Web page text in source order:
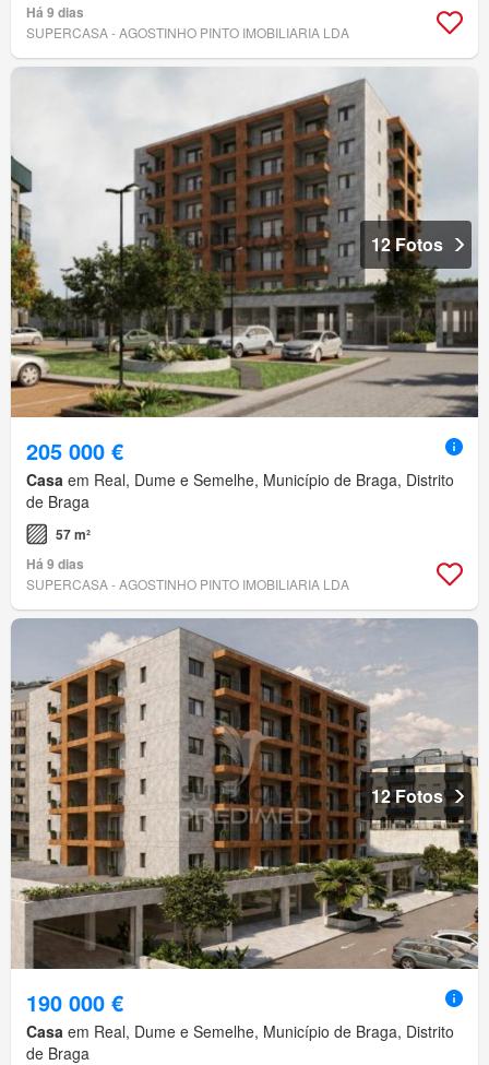
Há 9 dias
SUPERCASA - AGOSTINHO PINTO IMOBILIARIA LDA
12 Fotos
205 000 €
Casa em Real, Dume e Semelhe, Município de Braga, Distrito
de Braga
57 m²
Há 9 dias
SUPERCASA - AGOSTINHO PINTO IMOBILIARIA LDA
12 Fotos
190 000 €
Casa em Real, Dume e Semelhe, Município de Braga, Distrito
de Braga